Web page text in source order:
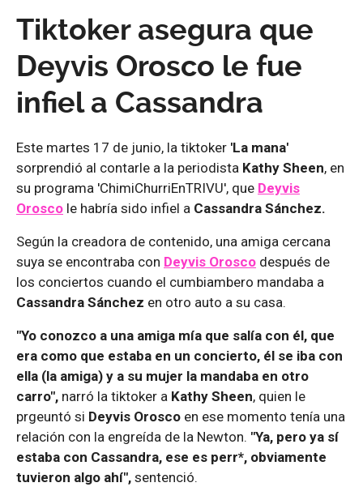
Tiktoker asegura que
Deyvis Orosco le fue
infiel a Cassandra
Este martes 17 de junio, la tiktoker 'La mana'
sorprendió al contarle a la periodista Kathy Sheen, en
su programa 'ChimiChurriEnTRIVU', que Deyvis
Orosco le habría sido infiel a Cassandra Sánchez.
Según la creadora de contenido, una amiga cercana
suya se encontraba con Deyvis Orosco después de
los conciertos cuando el cumbiambero mandaba a
Cassandra Sánchez en otro auto a su casa.
"Yo conozco a una amiga mía que salía con él, que
era como que estaba en un concierto, él se iba con
ella (la amiga) y a su mujer la mandaba en otro
carro", narró la tiktoker a Kathy Sheen, quien le
prgeuntó si Deyvis Orosco en ese momento tenía una
relación con la engreída de la Newton. "Ya, pero ya sí
estaba con Cassandra, ese es perr*, obviamente
tuvieron algo ahí", sentenció.